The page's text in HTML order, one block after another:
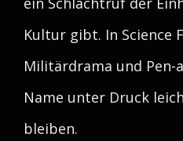
Kultur gibt. In Science
Militärdrama und Pen-
Name unter Druck
bleiben.